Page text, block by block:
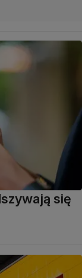
się